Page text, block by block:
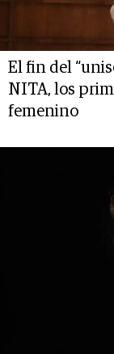
El fin del
NITA, los
femenino